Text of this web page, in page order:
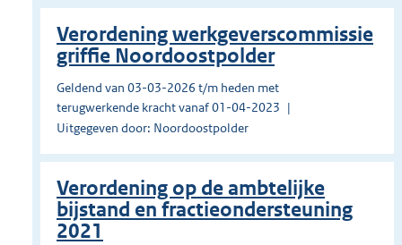
Verordening werkgeverscommissie
griffie Noordoostpolder
Geldend van 03-03-2026 t/m heden met
terugwerkende kracht vanaf 01-04-2023
Uitgegeven door: Noordoostpolder
Verordening op de ambtelijke
bijstand en fractieondersteuning
2021